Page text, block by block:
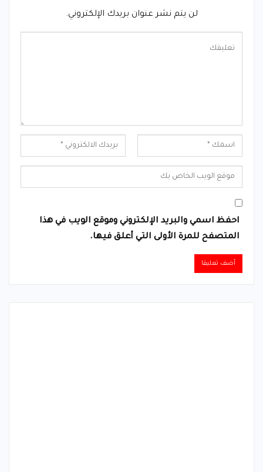
لن يتم نشر عنوان بريدك الإلكتروني.
احفظ اسمي والبريد الإلكتروني وموقع الويب في هذا
المتصفح للمرة الأولى التي أعلق فيها.